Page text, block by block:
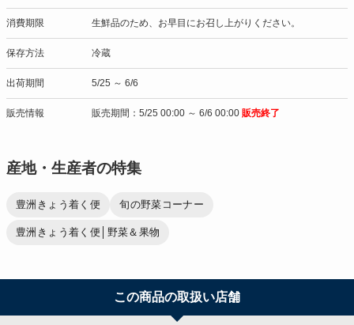
消費期限 生鮮品のため、お早目にお召し上がりください。
保存方法 冷蔵
出荷期間 5/25 ～ 6/6
販売情報 販売期間：5/25 00:00 ～ 6/6 00:00 販売終了
産地・生産者の特集
豊洲きょう着く便 旬の野菜コーナー
豊洲きょう着く便│野菜＆果物
この商品の取扱い店舗